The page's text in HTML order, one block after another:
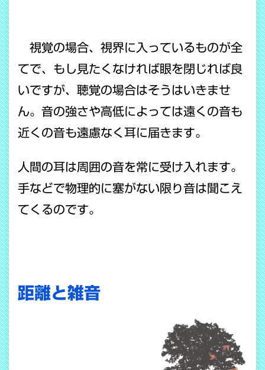
視覚の場合、視界に入っているものが全
てで、もし見たくなければ眼を閉じれば良
いですが、聴覚の場合はそうはいきませ
ん。音の強さや高低によっては遠くの音も
近くの音も遠慮なく耳に届きます。
人間の耳は周囲の音を常に受け入れます。
手などで物理的に塞がない限り音は聞こえ
てくるのです。
距離と雑音